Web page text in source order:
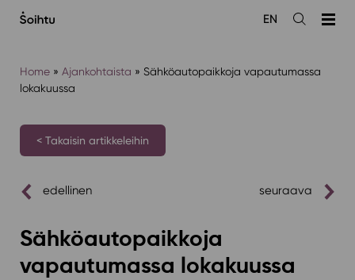
sisältöön
Avaa
EN
Home» Ajankohtaista » Sähköautopaikkoja vapautumassa
lokakuussa
< Takaisin artikkeleihin
edellinen seuraava
Sähköautopaikkoja
vapautumassa lokakuussa